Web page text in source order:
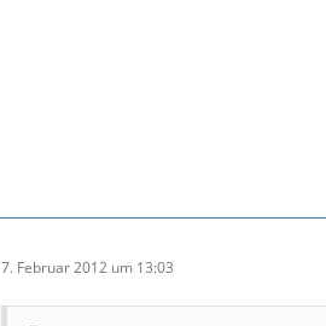
7. Februar 2012 um 13:03